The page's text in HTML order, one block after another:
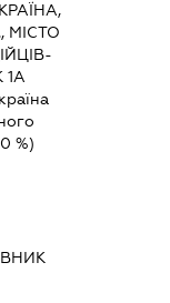
МІСТО
1А
%)